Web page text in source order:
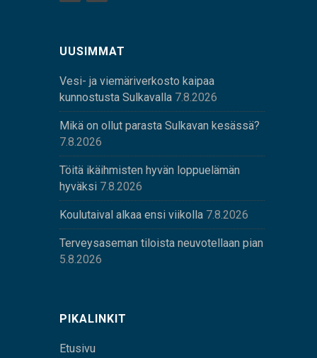
UUSIMMAT
Vesi- ja viemäriverkosto kaipaa
kunnostusta Sulkavalla 7.8.2026
Mikä on ollut parasta Sulkavan kesässä?
7.8.2026
Töitä ikäihmisten hyvän loppuelämän
hyväksi 7.8.2026
Koulutaival alkaa ensi viikolla 7.8.2026
Terveysaseman tiloista neuvotellaan pian
5.8.2026
PIKALINKIT
Etusivu